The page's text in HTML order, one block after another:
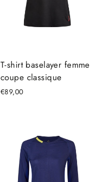
T-shirt baselayer femme
coupe classique
€89,00